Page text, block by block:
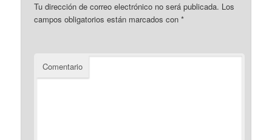
Tu dirección de correo electrónico no será publicada. Los
campos obligatorios están marcados con*
Comentario